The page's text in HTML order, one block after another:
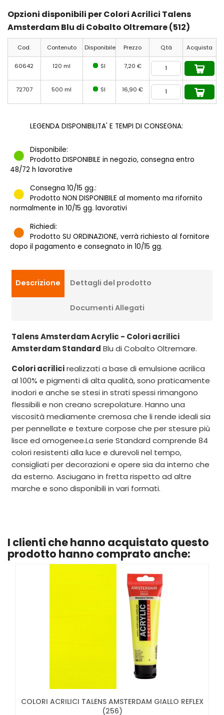
Opzioni disponibili per Colori Acrilici Talens
Amsterdam Blu di Cobalto Oltremare (512)
Cod. Contenuto Disponibile Prezzo Q.tà Acquista
60642 120 ml SI 7,20 €
72707 500 ml SI 16,90 €
LEGENDA DISPONIBILITA' E TEMPI DI CONSEGNA:
Disponibile:
Prodotto DISPONIBILE in negozio, consegna entro
48/72 h lavorative
Consegna 10/15 gg.:
Prodotto NON DISPONIBILE al momento ma rifornito
normalmente in 10/15 gg. lavorativi
Richiedi:
Prodotto SU ORDINAZIONE, verrà richiesto al fornitore
dopo il pagamento e consegnato in 10/15 gg.
Descrizione Dettagli del prodotto
Documenti Allegati
Talens Amsterdam Acrylic - Colori acrilici
Amsterdam Standard Blu di Cobalto Oltremare.
Colori acrilicirealizzati a base di emulsione acrilica
al 100% e pigmenti di alta qualità, sono praticamente
inodori e anche se stesi in strati spessi rimangono
flessibili e non creano screpolature. Hanno una
viscosità mediamente cremosa che li rende ideali sia
per pennellate e texture corpose che per stesure più
lisce ed omogenee.La serie Standard comprende 84
colori resistenti alla luce e durevoli nel tempo,
consigliati per decorazioni e opere sia da interno che
da esterno. Asciugano in fretta rispetto ad altre
marche e sono disponibili in vari formati.
I clienti che hanno acquistato questo
prodotto hanno comprato anche:
COLORI ACRILICI TALENS AMSTERDAM GIALLO REFLEX
(256)